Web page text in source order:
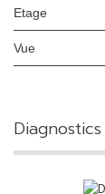
Etage
Vue